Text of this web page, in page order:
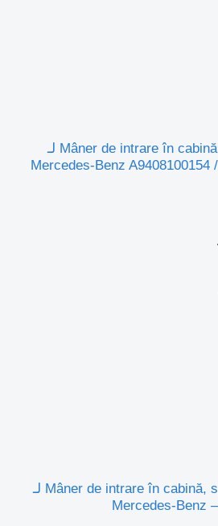
مقبض الباب Mâner de intrare în cabină față stânga لـ
مقبض الباب Mâner de intrare în cabină, spate stânga لـ